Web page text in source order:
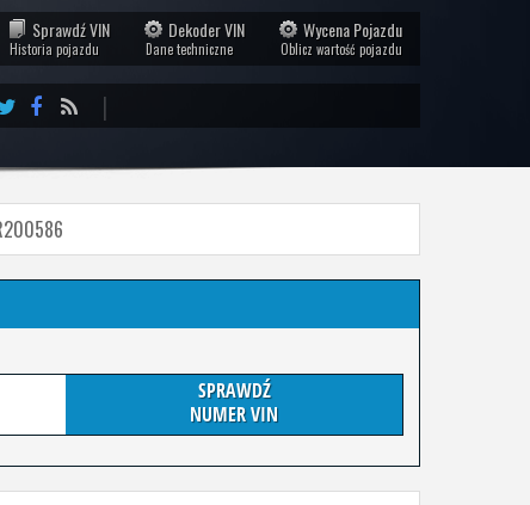
Sprawdź VIN
Historia pojazdu
Dekoder VIN
Dane techniczne
Wycena Pojazdu
Oblicz wartość pojazdu
|
SPRAWDŹ
NUMER VIN